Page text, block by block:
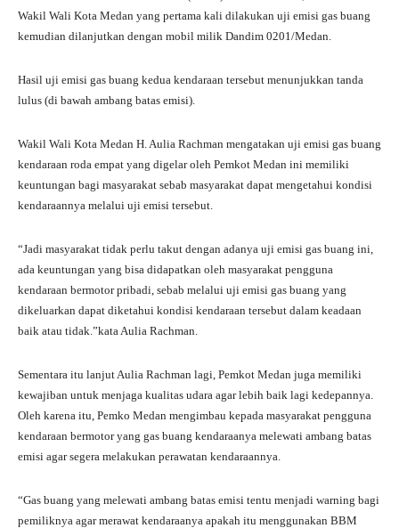
Wakil Wali Kota Medan yang pertama kali dilakukan uji emisi gas buang
kemudian dilanjutkan dengan mobil milik Dandim 0201/Medan.
Hasil uji emisi gas buang kedua kendaraan tersebut menunjukkan tanda
lulus (di bawah ambang batas emisi).
Wakil Wali Kota Medan H. Aulia Rachman mengatakan uji emisi gas buang
kendaraan roda empat yang digelar oleh Pemkot Medan ini memiliki
keuntungan bagi masyarakat sebab masyarakat dapat mengetahui kondisi
kendaraannya melalui uji emisi tersebut.
“Jadi masyarakat tidak perlu takut dengan adanya uji emisi gas buang ini,
ada keuntungan yang bisa didapatkan oleh masyarakat pengguna
kendaraan bermotor pribadi, sebab melalui uji emisi gas buang yang
dikeluarkan dapat diketahui kondisi kendaraan tersebut dalam keadaan
baik atau tidak.”kata Aulia Rachman.
Sementara itu lanjut Aulia Rachman lagi, Pemkot Medan juga memiliki
kewajiban untuk menjaga kualitas udara agar lebih baik lagi kedepannya.
Oleh karena itu, Pemko Medan mengimbau kepada masyarakat pengguna
kendaraan bermotor yang gas buang kendaraanya melewati ambang batas
emisi agar segera melakukan perawatan kendaraannya.
“Gas buang yang melewati ambang batas emisi tentu menjadi warning bagi
pemiliknya agar merawat kendaraanya apakah itu menggunakan BBM